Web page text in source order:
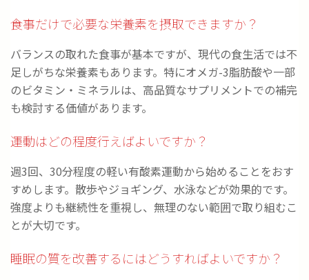
食事だけで必要な栄養素を摂取できますか？
バランスの取れた食事が基本ですが、現代の食生活では不
足しがちな栄養素もあります。特にオメガ-3脂肪酸や一部
のビタミン・ミネラルは、高品質なサプリメントでの補完
も検討する価値があります。
運動はどの程度行えばよいですか？
週3回、30分程度の軽い有酸素運動から始めることをおす
すめします。散歩やジョギング、水泳などが効果的です。
強度よりも継続性を重視し、無理のない範囲で取り組むこ
とが大切です。
睡眠の質を改善するにはどうすればよいですか？